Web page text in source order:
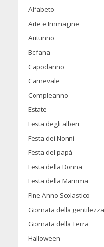
Alfabeto
Arte e Immagine
Autunno
Befana
Capodanno
Carnevale
Compleanno
Estate
Festa degli alberi
Festa dei Nonni
Festa del papà
Festa della Donna
Festa della Mamma
Fine Anno Scolastico
Giornata della gentilezza
Giornata della Terra
Halloween